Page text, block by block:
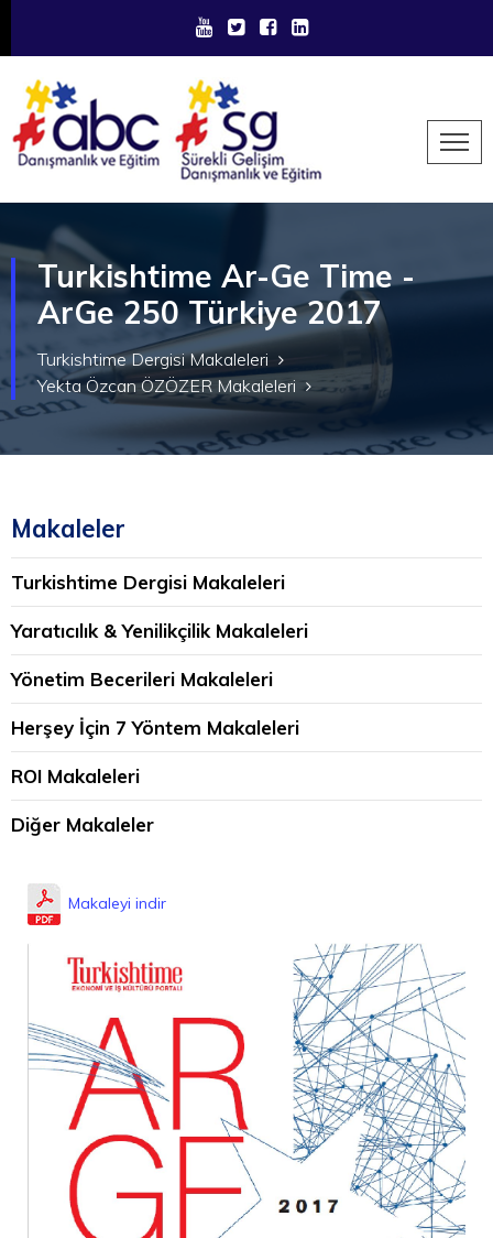
Turkishtime Ar-Ge Time -
ArGe 250 Türkiye 2017
Turkishtime Dergisi Makaleleri
Yekta Özcan ÖZÖZER Makaleleri
Makaleler
Turkishtime Dergisi Makaleleri
Yaratıcılık & Yenilikçilik Makaleleri
Yönetim Becerileri Makaleleri
Herşey İçin 7 Yöntem Makaleleri
ROI Makaleleri
Diğer Makaleler
Makaleyi indir